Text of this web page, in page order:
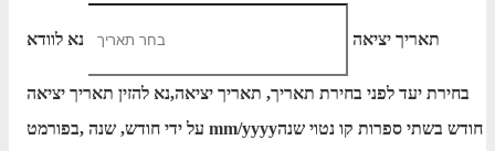
תאריך יציאה נא לוודא
בחירת יעד לפני בחירת תאריך, תאריך יציאה,נא להזין תאריך יציאה
mm/yyyyחודש בשתי ספרות קו נטוי שנה